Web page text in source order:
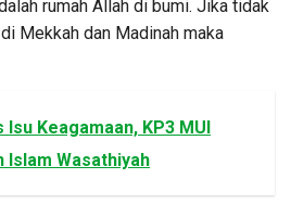
rumah Allah di bumi. Jika tidak
Mekkah dan Madinah maka
Isu Keagamaan, KP3 MUI
Islam Wasathiyah